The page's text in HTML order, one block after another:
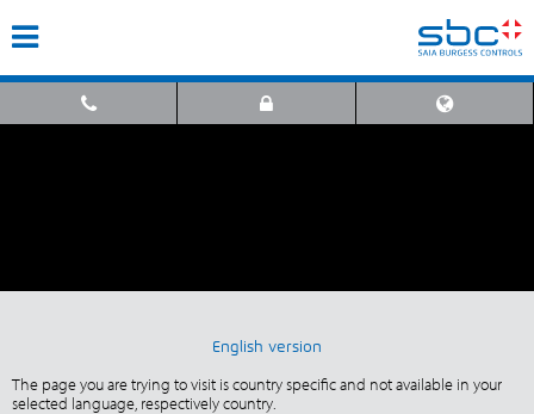
English version
The page you are trying to visit is country specific and not available in your
selected language, respectively country.